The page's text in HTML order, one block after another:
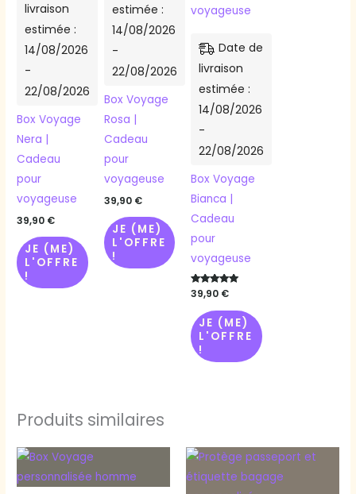
livraison
estimée :
14/08/2026
-
22/08/2026
Box Voyage
Nera |
Cadeau
pour
voyageuse
39,90 €
JE (ME)
L'OFFRE
!
estimée :
14/08/2026
-
22/08/2026
Box Voyage
Rosa |
Cadeau
pour
voyageuse
39,90 €
JE (ME)
L'OFFRE
!
Date de
livraison
estimée :
14/08/2026
-
22/08/2026
Box Voyage
Bianca |
Cadeau
pour
voyageuse
Note
5.00
sur 5
39,90 €
JE (ME)
L'OFFRE
!
Produits similaires
produit